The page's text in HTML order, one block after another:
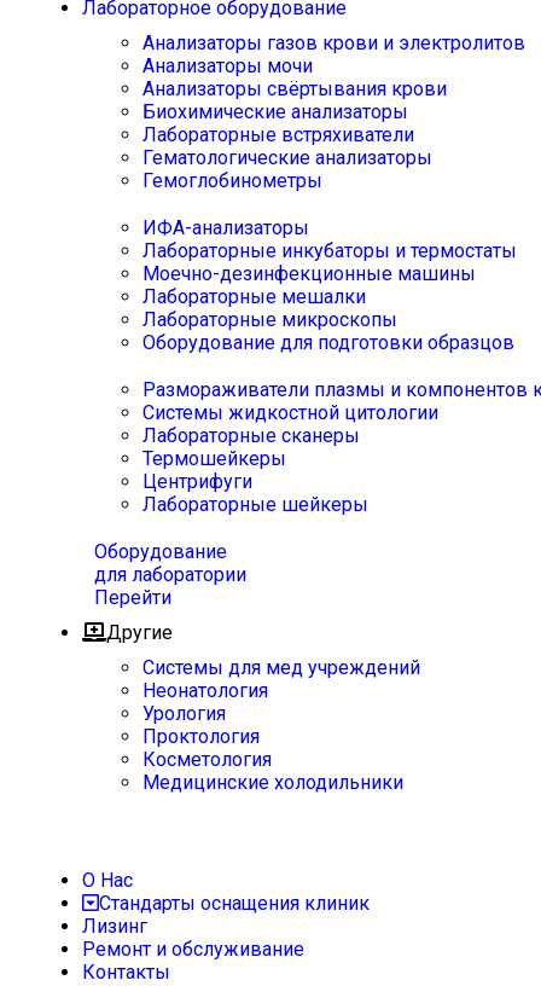
Лабораторное оборудование
Анализаторы газов крови и электролитов
Анализаторы мочи
Анализаторы свёртывания крови
Биохимические анализаторы
Лабораторные встряхиватели
Гематологические анализаторы
Гемоглобинометры
ИФА-анализаторы
Лабораторные инкубаторы и термостаты
Моечно-дезинфекционные машины
Лабораторные мешалки
Лабораторные микроскопы
Оборудование для подготовки образцов
Размораживатели плазмы и компонентов
Системы жидкостной цитологии
Лабораторные сканеры
Термошейкеры
Центрифуги
Лабораторные шейкеры
Оборудование
для лаборатории
Перейти
Другие
Системы для мед учреждений
Неонатология
Урология
Проктология
Косметология
Медицинские холодильники
О Нас
Стандарты оснащения клиник
Лизинг
Ремонт и обслуживание
Контакты